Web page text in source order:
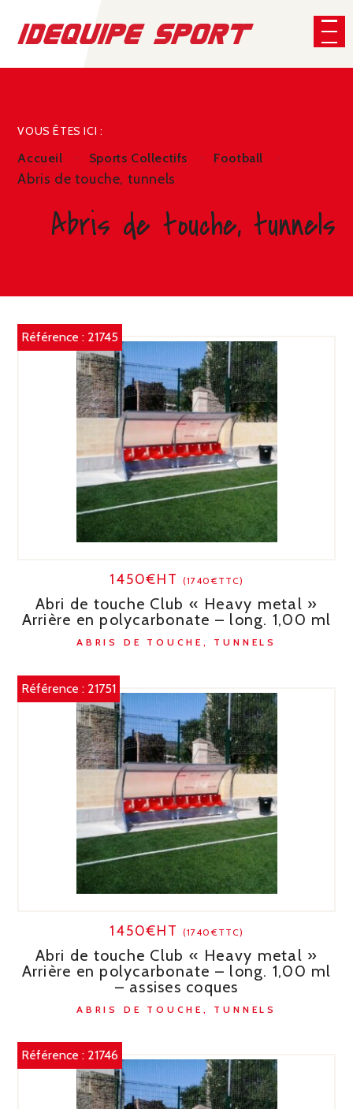
VOUS ÊTES ICI :
Accueil Sports Collectifs Football
Abris de touche, tunnels
Abris de touche, tunnels
Référence : 21745
1450€HT (1740€TTC)
Abri de touche Club « Heavy metal »
Arrière en polycarbonate – long. 1,00 ml
ABRIS DE TOUCHE, TUNNELS
Référence : 21751
1450€HT (1740€TTC)
Abri de touche Club « Heavy metal »
Arrière en polycarbonate – long. 1,00 ml
– assises coques
ABRIS DE TOUCHE, TUNNELS
Référence : 21746